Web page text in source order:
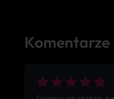
Komentarze